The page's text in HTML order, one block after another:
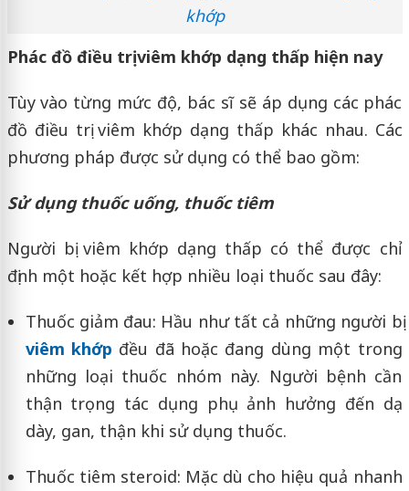
khớp
Phác đồ điều trị viêm khớp dạng thấp hiện nay
Tùy vào từng mức độ, bác sĩ sẽ áp dụng các phác
đồ điều trị viêm khớp dạng thấp khác nhau. Các
phương pháp được sử dụng có thể bao gồm:
Sử dụng thuốc uống, thuốc tiêm
Người bị viêm khớp dạng thấp có thể được chỉ
định một hoặc kết hợp nhiều loại thuốc sau đây:
Thuốc giảm đau: Hầu như tất cả những người bị
viêm khớp đều đã hoặc đang dùng một trong
những loại thuốc nhóm này. Người bệnh cần
thận trọng tác dụng phụ ảnh hưởng đến dạ
dày, gan, thận khi sử dụng thuốc.
Thuốc tiêm steroid: Mặc dù cho hiệu quả nhanh